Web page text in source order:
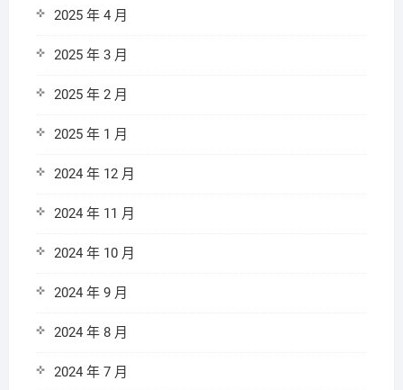
2025 年 4 月
2025 年 3 月
2025 年 2 月
2025 年 1 月
2024 年 12 月
2024 年 11 月
2024 年 10 月
2024 年 9 月
2024 年 8 月
2024 年 7 月